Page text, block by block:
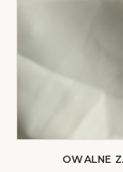
OWALNE